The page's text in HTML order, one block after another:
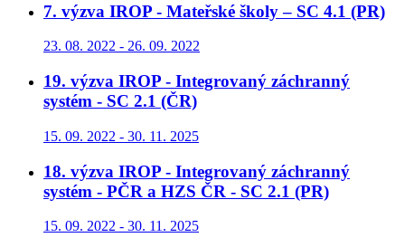
7. výzva IROP - Mateřské školy – SC 4.1 (PR)
23. 08. 2022 - 26. 09. 2022
19. výzva IROP - Integrovaný záchranný
systém - SC 2.1 (ČR)
15. 09. 2022 - 30. 11. 2025
18. výzva IROP - Integrovaný záchranný
systém - PČR a HZS ČR - SC 2.1 (PR)
15. 09. 2022 - 30. 11. 2025